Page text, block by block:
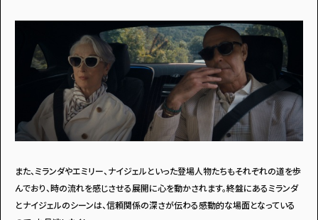
また、ミランダやエミリー、ナイジェルといった登場人物たちもそれぞれの道を歩
んでおり、時の流れを感じさせる展開に心を動かされます。終盤にあるミランダ
とナイジェルのシーンは、信頼関係の深さが伝わる感動的な場面となっている